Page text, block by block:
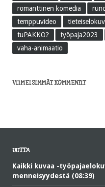
romanttinen komedia
temppuvideo
tuPAKKO?
työpaja2023
vaha-animaatio
VIIMEISIMMÄT KOMMENTIT
UUTTA
Kaikki kuvaa -
menneisyydestä (08:39)